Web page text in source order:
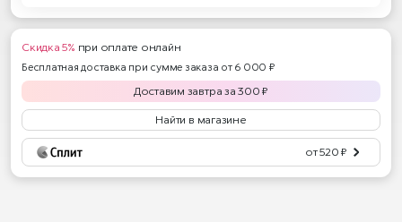
Скидка 5% при оплате онлайн
Бесплатная доставка при сумме заказа от 6 000 ₽
Доставим завтра за300 ₽
Найти в магазине
от 520 ₽